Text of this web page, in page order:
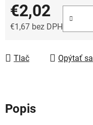
€2,02
€1,67 bez DPH
Tlač Opýtať sa
Popis